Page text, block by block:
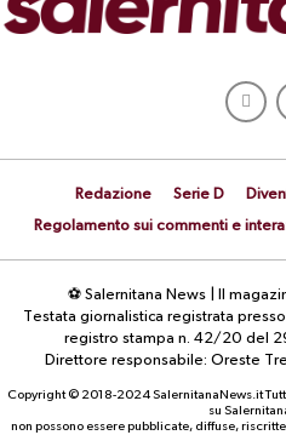
Redazione Serie D
Regolamento sui commenti e
⚽ Salernitana News | Il
Testata giornalistica registrata
registro stampa n. 42/20 del
Direttore responsabile: Oreste
Copyright © 2018-2024 SalernitanaNews.it
su
non possono essere pubblicate, diffuse,